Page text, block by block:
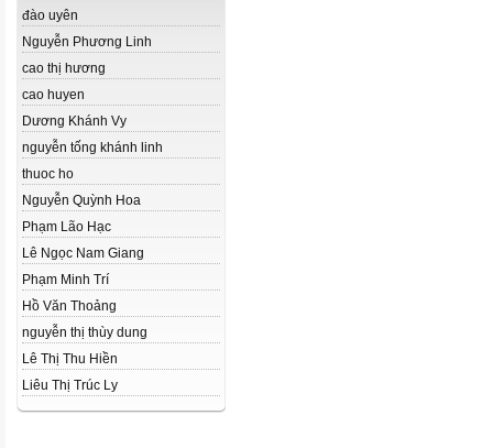
đào uyên
Nguyễn Phương Linh
cao thị hương
cao huyen
Dương Khánh Vy
nguyễn tống khánh linh
thuoc ho
Nguyễn Quỳnh Hoa
Phạm Lão Hạc
Lê Ngọc Nam Giang
Phạm Minh Trí
Hồ Văn Thoảng
nguyễn thị thùy dung
Lê Thị Thu Hiền
Liêu Thị Trúc Ly